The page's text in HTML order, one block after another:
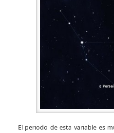
El periodo de esta variable es